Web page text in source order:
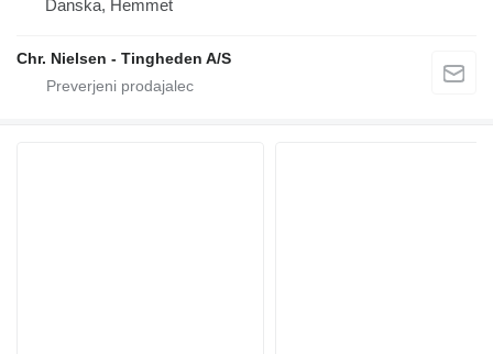
Danska, Hemmet
Chr. Nielsen - Tingheden A/S